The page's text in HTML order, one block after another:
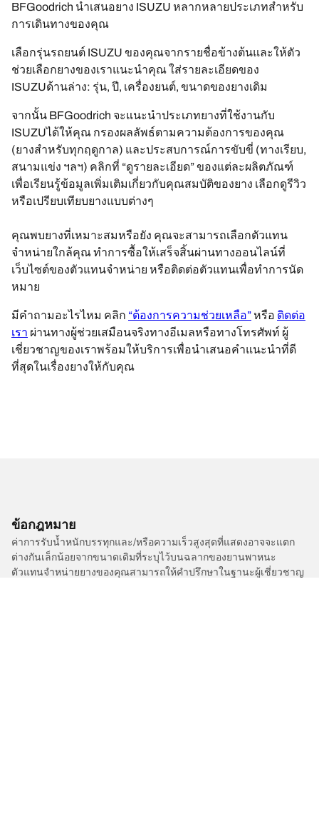
BFGoodrich นำเสนอยาง ISUZU หลากหลายประเภทสำหรับ
การเดินทางของคุณ
เลือกรุ่นรถยนต์ ISUZU ของคุณจากรายชื่อข้างต้นและให้ตัว
ช่วยเลือกยางของเราแนะนำคุณ ใส่รายละเอียดของ
ISUZUด้านล่าง: รุ่น, ปี, เครื่องยนต์, ขนาดของยางเดิม
จากนั้น BFGoodrich จะแนะนำประเภทยางที่ใช้งานกับ
ISUZUได้ให้คุณ กรองผลลัพธ์ตามความต้องการของคุณ
(ยางสำหรับทุกฤดูกาล) และประสบการณ์การขับขี่ (ทางเรียบ,
สนามแข่ง ฯลฯ) คลิกที่ “ดูรายละเอียด” ของแต่ละผลิตภัณฑ์
เพื่อเรียนรู้ข้อมูลเพิ่มเติมเกี่ยวกับคุณสมบัติของยาง เลือกดูรีวิว
หรือเปรียบเทียบยางแบบต่างๆ
คุณพบยางที่เหมาะสมหรือยัง คุณจะสามารถเลือกตัวแทน
จำหน่ายใกล้คุณ ทำการซื้อให้เสร็จสิ้นผ่านทางออนไลน์ที่
เว็บไซต์ของตัวแทนจำหน่าย หรือติดต่อตัวแทนเพื่อทำการนัด
หมาย
มีคำถามอะไรไหม คลิก “ต้องการความช่วยเหลือ”หรือ ติดต่อ
เรา ผ่านทางผู้ช่วยเสมือนจริงทางอีเมลหรือทางโทรศัพท์ ผู้
เชี่ยวชาญของเราพร้อมให้บริการเพื่อนำเสนอคำแนะนำที่ดี
ที่สุดในเรื่องยางให้กับคุณ
ข้อกฎหมาย
ค่าการรับน้ำหนักบรรทุกและ/หรือความเร็วสูงสุดที่แสดงอาจจะแตก
ต่างกันเล็กน้อยจากขนาดเดิมที่ระบุไว้บนฉลากของยานพาหนะ
ตัวแทนจำหน่ายยางของคุณสามารถให้คำปรึกษาในฐานะผู้เชี่ยวชาญ